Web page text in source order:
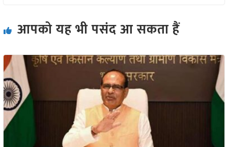
आपको यह भी पसंद आ सकता हैं